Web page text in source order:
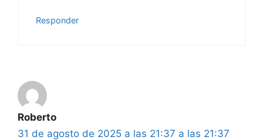
Responder
Roberto
31 de agosto de 2025 a las 21:37 a las 21:37